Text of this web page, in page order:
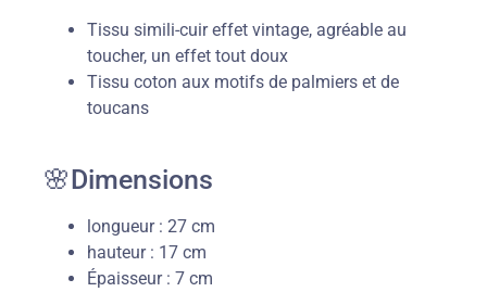
Tissu simili-cuir effet vintage, agréable au
toucher, un effet tout doux
Tissu coton aux motifs de palmiers et de
toucans
🌸Dimensions
longueur : 27 cm
hauteur : 17 cm
Épaisseur : 7 cm